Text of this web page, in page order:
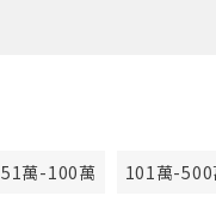
51萬-100萬 101萬-500